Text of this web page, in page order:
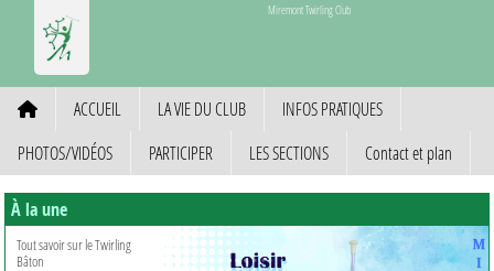
Miremont Twirling Club
ACCUEIL LA VIE DU CLUB
INFOS PRATIQUES
PHOTOS/VIDÉOS
PARTICIPER LES SECTIONS Contact et plan
À la une
Tout savoir sur le Twirling
Bâton
Panneau de gestion des cookies